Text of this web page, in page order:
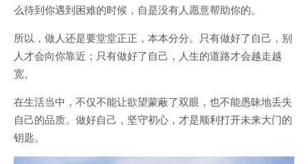
么待到你遇到困难的时候，自是没有人愿意帮助你的。
所以，做人还是要堂堂正正，本本分分。只有做好了自己，别
人才会向你靠近；只有做好了自己，人生的道路才会越走越
宽。
在生活当中，不仅不能让欲望蒙蔽了双眼，也不能愚昧地丢失
自己的品质。做好自己，坚守初心，才是顺利打开未来大门的
钥匙。